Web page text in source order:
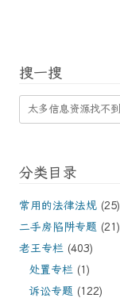
搜一搜
分类目录
常用的法律法规 (25)
二手房陷阱专题 (21)
老王专栏 (403)
处置专栏 (1)
诉讼专题 (122)